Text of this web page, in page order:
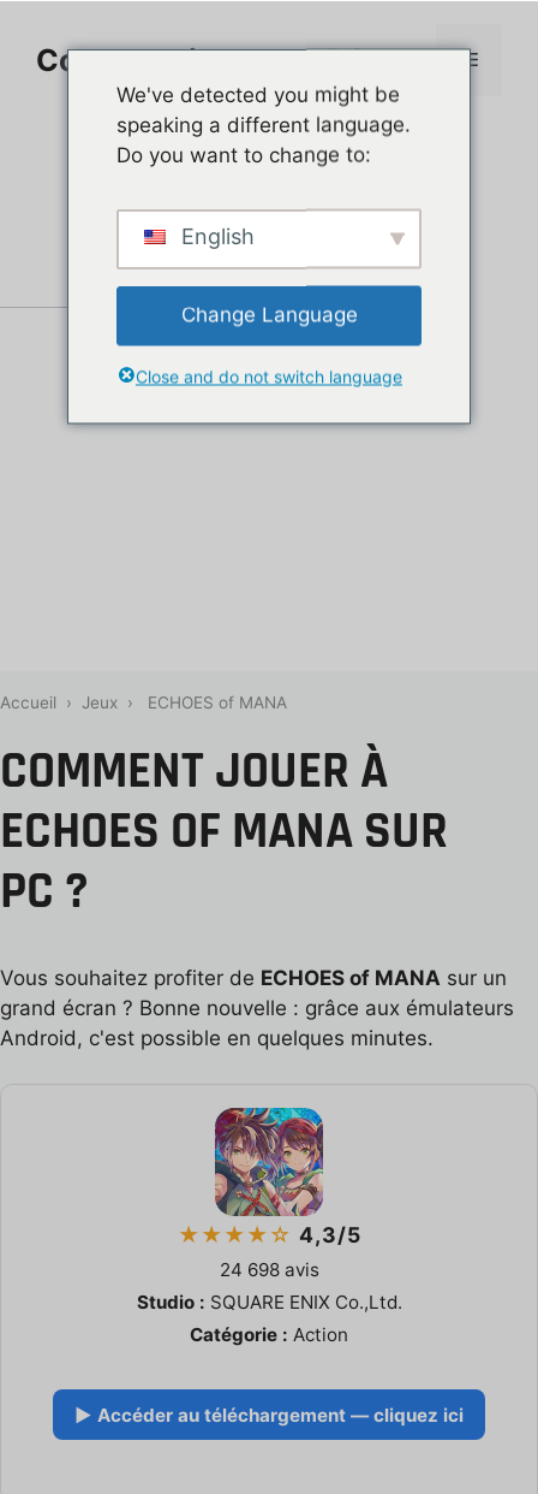
contenuComment jouer sur PC Menu
Accueil › Jeux › ECHOES of MANA
COMMENT JOUER À
ECHOES OF MANA SUR
PC ?
Vous souhaitez profiter de ECHOES of MANA sur un
grand écran ? Bonne nouvelle : grâce aux émulateurs
Android, c'est possible en quelques minutes.
★★★★☆ 4,3/5
24 698 avis
Studio : SQUARE ENIX Co.,Ltd.
Catégorie : Action
▶ Accéder au téléchargement — cliquez ici
We've detected you might be
speaking a different language.
Do you want to change to:
English
Change Language
Close and do not switch language